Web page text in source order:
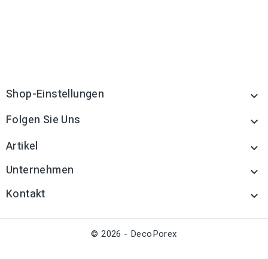
Shop-Einstellungen 
Folgen Sie Uns 
Artikel 
Unternehmen 
Kontakt 
© 2026 - DecoPorex